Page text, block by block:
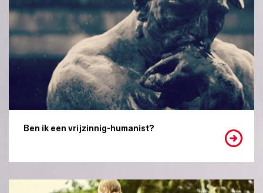
Ben ik een vrijzinnig-humanist?